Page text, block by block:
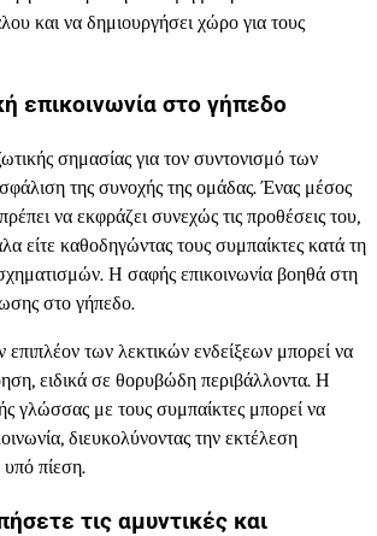
και να δημιουργήσει χώρο για τους
επικοινωνία στο γήπεδο
σημασίας για τον συντονισμό των
της συνοχής της ομάδας. Ένας μέσος
να εκφράζει συνεχώς τις προθέσεις του,
είτε καθοδηγώντας τους συμπαίκτες κατά τη
Η σαφής επικοινωνία βοηθά στη
στο γήπεδο.
των λεκτικών ενδείξεων μπορεί να
ειδικά σε θορυβώδη περιβάλλοντα. Η
γλώσσας με τους συμπαίκτες μπορεί να
διευκολύνοντας την εκτέλεση
πίεση.
τις αμυντικές και